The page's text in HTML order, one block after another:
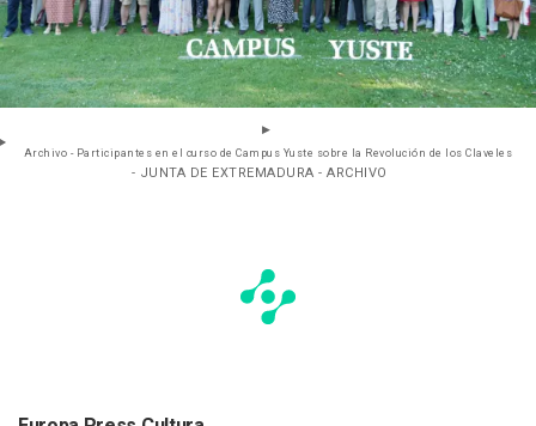
Archivo - Participantes en el curso de Campus Yuste sobre la Revolución de los Claveles
- JUNTA DE EXTREMADURA - ARCHIVO